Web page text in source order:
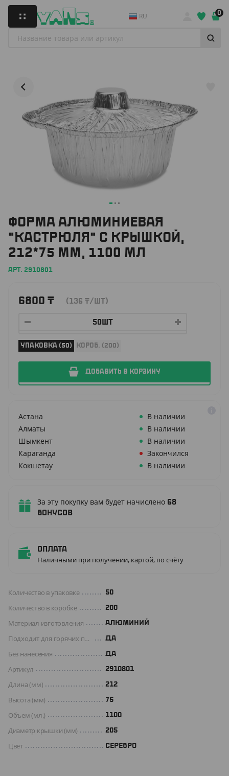
RU 0
ФОРМА АЛЮМИНИЕВАЯ
"КАСТРЮЛЯ" С КРЫШКОЙ,
212*75 ММ, 1100 МЛ
АРТ. 2910801
6800 ₸ (136 ₸/ШТ)
УПАКОВКА (50) КОРОБ. (200)
ДОБАВИТЬ В КОРЗИНУ
Астана
В наличии
Алматы
В наличии
Шымкент
В наличии
Караганда
Закончился
Кокшетау
В наличии
За эту покупку вам будет начислено 68
бонусов
Оплата
Наличными при получении, картой, по счёту
Количество в упаковке 50
Количество в коробке 200
Материал изготовления АЛЮМИНИЙ
Подходит для горячих продуктов ДА
Без нанесения ДА
Артикул 2910801
Длина (мм) 212
Высота (мм) 75
Объем (мл.) 1100
Диаметр крышки (мм) 205
Цвет СЕРЕБРО